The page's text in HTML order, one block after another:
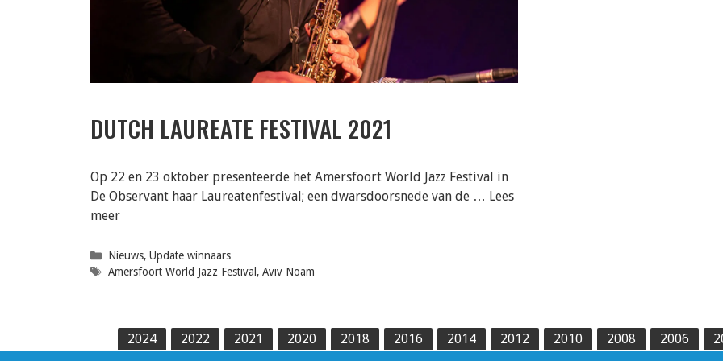
DUTCH LAUREATE FESTIVAL 2021
Op 22 en 23 oktober presenteerde het Amersfoort World Jazz Festival in
De Observant haar Laureatenfestival; een dwarsdoorsnede van de … Lees
meer
Categorieën
Nieuws, Update winnaars
Tags
Amersfoort World Jazz Festival , Aviv Noam
2024 2022 2021 2020 2018 2016 2014 2012 2010 2008 2006